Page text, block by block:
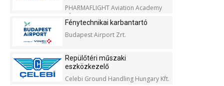
PHARMAFLIGHT Aviation Academy
Kft.
Fénytechnikai karbantartó
Budapest Airport Zrt.
Repülőtéri műszaki
eszközkezelő
Celebi Ground Handling Hungary Kft.